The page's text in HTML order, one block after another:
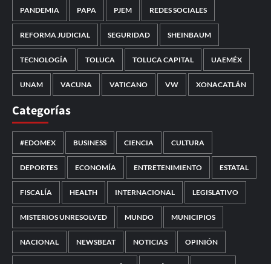
PANDEMIA PAPA PJEM REDES SOCIALES
REFORMA JUDICIAL SEGURIDAD SHEINBAUM
TECNOLOGÍA TOLUCA TOLUCA CAPITAL UAEMÉX
UNAM VACUNA VATICANO VW XONACATLÁN
Categorías
#EDOMEX BUSINESS CIENCIA CULTURA
DEPORTES ECONOMÍA ENTRETENIMIENTO ESTATAL
FISCALÍA HEALTH INTERNACIONAL LEGISLATIVO
MISTERIOS UNRESOLVED MUNDO MUNICIPIOS
NACIONAL NEWSBEAT NOTICIAS OPINIÓN